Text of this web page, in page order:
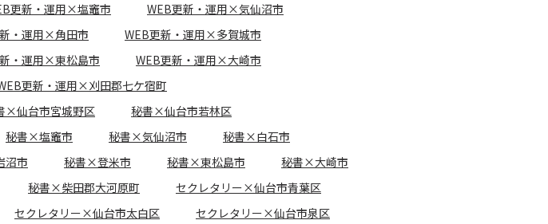
更新・運用×塩竈市
WEB更新・運用×気仙沼市
・運用×角田市
WEB更新・運用×多賀城市
・運用×東松島市
WEB更新・運用×大崎市
更新・運用×刈田郡七ケ宿町
×仙台市宮城野区
秘書×仙台市若林区
秘書×塩竈市 秘書×気仙沼市
秘書×白石市
沼市 秘書×登米市 秘書×東松島市
秘書×大崎市
秘書×柴田郡大河原町
セクレタリー×仙台市青葉区
セクレタリー×仙台市太白区 セクレタリー×仙台市泉区